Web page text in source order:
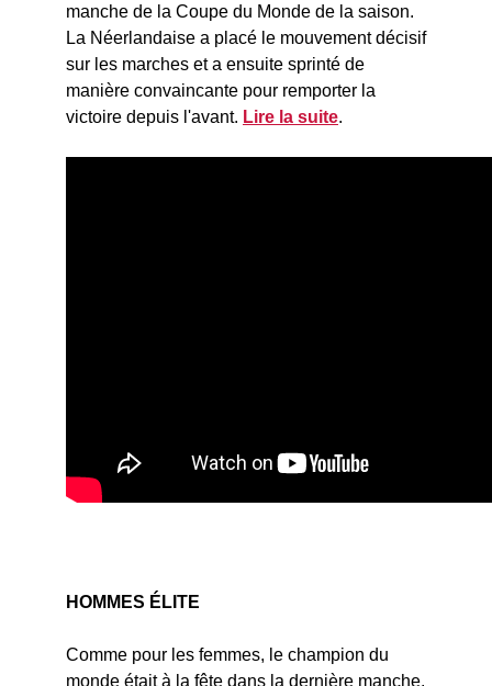
manche de la Coupe du Monde de la saison.
La Néerlandaise a placé le mouvement décisif
sur les marches et a ensuite sprinté de
manière convaincante pour remporter la
victoire depuis l'avant. Lire la suite.
HOMMES ÉLITE
Comme pour les femmes, le champion du
monde était à la fête dans la dernière manche.